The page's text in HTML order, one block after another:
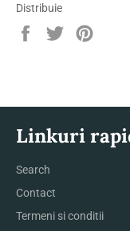
Distribuie
DistribuieTrimite
Tweet
Linkuri
Search
Contact
Termeni si conditii